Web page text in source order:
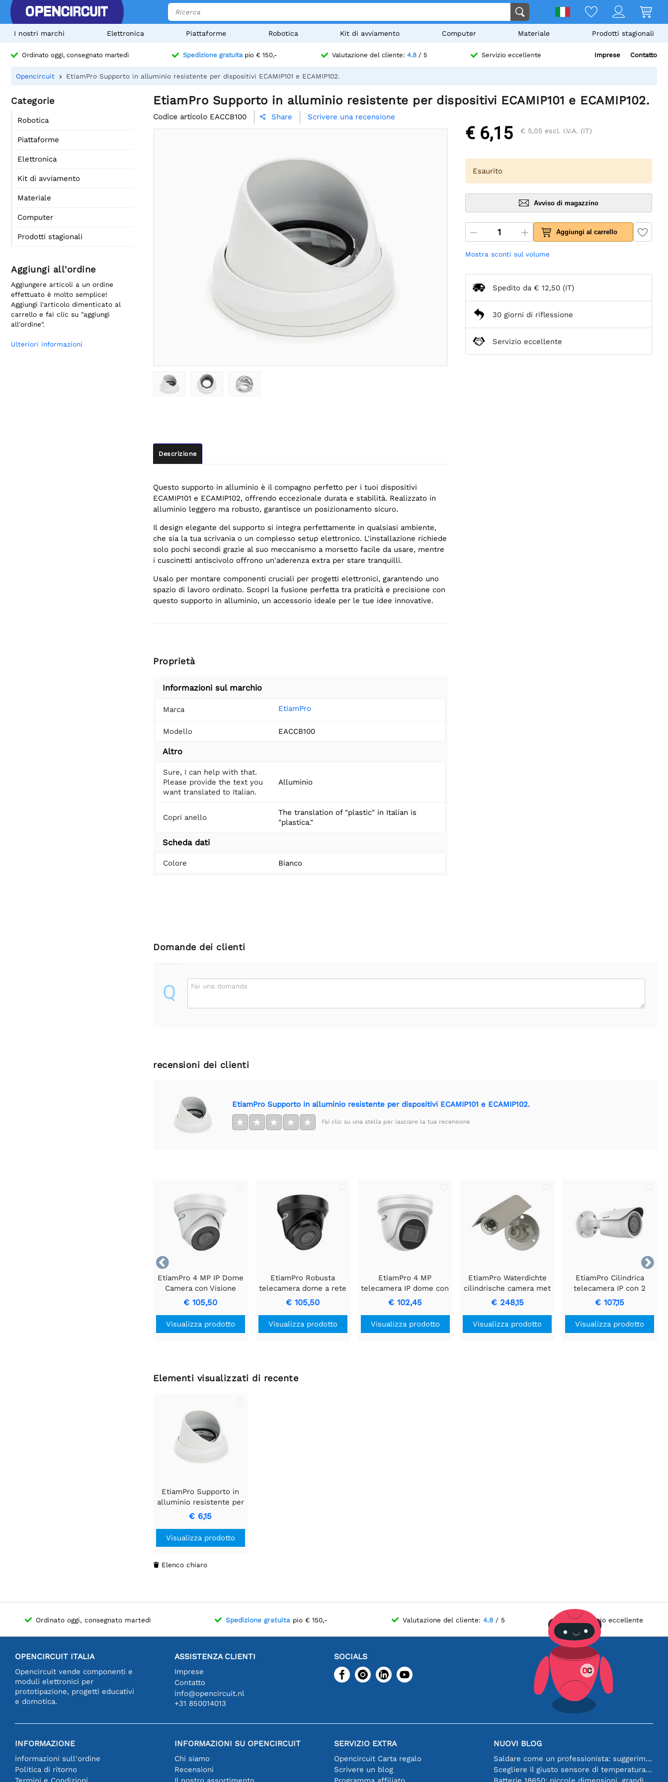
I nostri marchi Elettronica Piattaforme Robotica Kit di avviamento Computer Materiale Prodotti stagionali
Ordinato oggi, consegnato martedì Spedizione gratuitapio € 150,- Valutazione del cliente: 4.8/ 5 Servizio eccellente Imprese Contatto
Opencircuit EtiamPro Supporto in alluminio resistente per dispositivi ECAMIP101 e ECAMIP102.
Categorie
Robotica
Piattaforme
Elettronica
Kit di avviamento
Materiale
Computer
Prodotti stagionali
Aggiungi all'ordine
Aggiungere articoli a un ordine
effettuato è molto semplice!
Aggiungi l'articolo dimenticato al
carrello e fai clic su "aggiungi
all'ordine".
Ulteriori informazioni
EtiamPro Supporto in alluminio resistente per dispositivi ECAMIP101 e ECAMIP102.
Codice articolo EACCB100  Share Scrivere una recensione
Descrizione
Questo supporto in alluminio è il compagno perfetto per i tuoi dispositivi
ECAMIP101 e ECAMIP102, offrendo eccezionale durata e stabilità. Realizzato in
alluminio leggero ma robusto, garantisce un posizionamento sicuro.
Il design elegante del supporto si integra perfettamente in qualsiasi ambiente,
che sia la tua scrivania o un complesso setup elettronico. L'installazione richiede
solo pochi secondi grazie al suo meccanismo a morsetto facile da usare, mentre
i cuscinetti antiscivolo offrono un'aderenza extra per stare tranquilli.
Usalo per montare componenti cruciali per progetti elettronici, garantendo uno
spazio di lavoro ordinato. Scopri la fusione perfetta tra praticità e precisione con
questo supporto in alluminio, un accessorio ideale per le tue idee innovative.
Proprietà
Informazioni sul marchio
Marca EtiamPro
Modello EACCB100
Altro
Sure, I can help with that.
Please provide the text you
want translated to Italian.
Alluminio
Copri anello
The translation of "plastic" in Italian is
"plastica."
Scheda dati
Colore Bianco
€ 6,15 € 5,05 escl. I.V.A. (IT)
Esaurito
Avviso di magazzino
Aggiungi al carrello
Mostra sconti sul volume
Spedito da € 12,50 (IT)
30 giorni di riflessione
Servizio eccellente
Domande dei clienti
Q Fai una domanda
recensioni dei clienti
EtiamPro Supporto in alluminio resistente per dispositivi ECAMIP101 e ECAMIP102.
★ ★ ★ ★ ★ Fai clic su una stella per lasciare la tua recensione


EtiamPro 4 MP IP Dome
Camera con Visione
Notturna e PoE
€ 105,50
Visualizza prodotto
EtiamPro Robusta
telecamera dome a rete
IP da 4 MP per interni
ed esterni
€ 105,50
Visualizza prodotto
EtiamPro 4 MP
telecamera IP dome con
eccellente sensibilità
alla luce e visione
notturna.
€ 102,45
Visualizza prodotto
EtiamPro Waterdichte
cilindrische camera met
IP68-
beschermingsgraad
€ 248,15
Visualizza prodotto
EtiamPro Cilindrica
telecamera IP con 2
megapixel e visione
notturna.
€ 107,15
Visualizza prodotto
Elementi visualizzati di recente
EtiamPro Supporto in
alluminio resistente per
dispositivi ECAMIP101 e
ECAMIP102.
€ 6,15
Visualizza prodotto
 Elenco chiaro
Ordinato oggi, consegnato martedì Spedizione gratuita pio € 150,- Valutazione del cliente: 4.8/ 5 Servizio eccellente
OPENCIRCUIT ITALIA
Opencircuit vende componenti e
moduli elettronici per
prototipazione, progetti educativi
e domotica.
ASSISTENZA CLIENTI
Imprese
Contatto
info@opencircuit.nl
+31 850014013
SOCIALS
INFORMAZIONE
informazioni sull'ordine
Politica di ritorno
INFORMAZIONI SU OPENCIRCUIT
Chi siamo
Recensioni
SERVIZIO EXTRA
Opencircuit Carta regalo
Scrivere un blog
NUOVI BLOG
Saldare come un professionista: suggerimenti per connessioni elettroniche perfette
Scegliere il giusto sensore di temperatura [youtube]